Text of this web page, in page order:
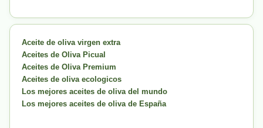
Aceite de oliva virgen extra
Aceites de Oliva Picual
Aceites de Oliva Premium
Aceites de oliva ecologicos
Los mejores aceites de oliva del mundo
Los mejores aceites de oliva de España